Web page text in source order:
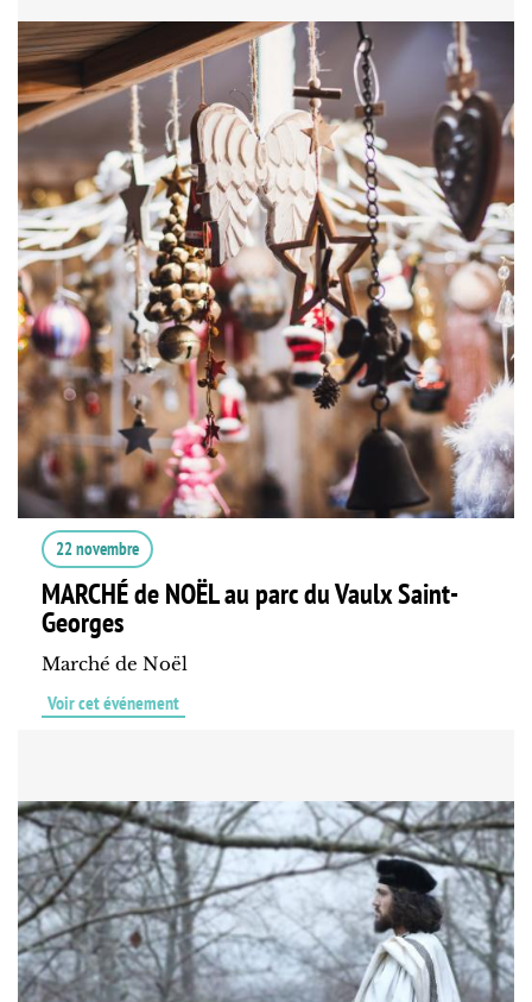
22 novembre
MARCHÉ de NOËL au parc du Vaulx Saint-
Georges
Marché de Noël
Voir cet événement